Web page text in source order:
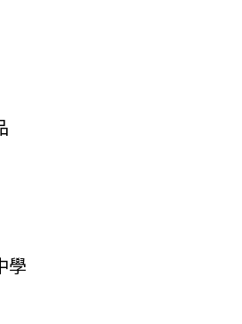
學